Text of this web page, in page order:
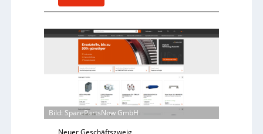
t
f
ü
i
d
i
r
e
C
l
l
o
e
n
t
w
Bild: SparePartsNow GmbH
Neuer Geschäftszweig